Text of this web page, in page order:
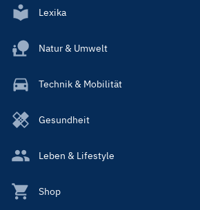
Lexika
Natur & Umwelt
Technik & Mobilität
Gesundheit
Leben & Lifestyle
Shop